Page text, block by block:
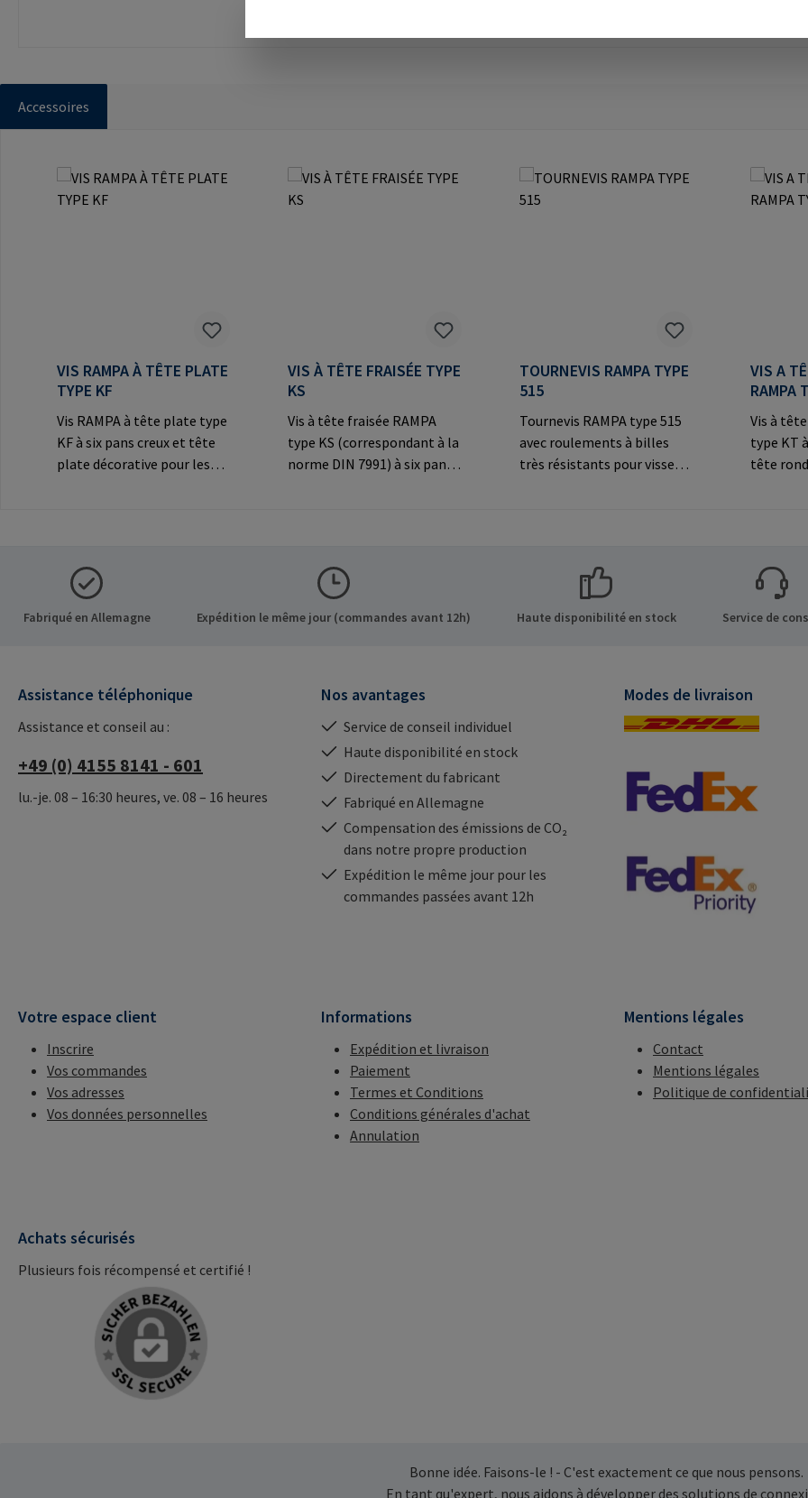
Accessoires
VIS RAMPA À TÊTE PLATE
TYPE KF
Vis RAMPA à tête plate type
KF à six pans creux et tête
plate décorative pour les
Büchen Germany E-Mail:
mail@rampa.com
VIS À TÊTE FRAISÉE TYPE
KS
Vis à tête fraisée RAMPA
type KS (correspondant à la
norme DIN 7991) à six pans
fabricant: RAMPA GmbH &
Co. KG Auf der Heide 8 21514
Büchen Germany E-Mail:
TOURNEVIS RAMPA TYPE
515
Tournevis RAMPA type 515
avec roulements à billes
très résistants pour visser
RAMPA.Informations sur le
fabricant: RAMPA GmbH &
Co. KG Auf der Heide 8 21514
VIS A
RAMPA
Vis à
type KT
tête
Büchen
Fabriqué en Allemagne Expédition le même jour (commandes avant 12h) Haute disponibilité en stock Service de
Assistance téléphonique
Assistance et conseil au :
+49 (0) 4155 8141 - 601
lu.-je. 08 – 16:30 heures, ve. 08 – 16 heures
Nos avantages
Service de conseil individuel
Haute disponibilité en stock
Directement du fabricant
Fabriqué en Allemagne
Compensation des émissions de CO₂
dans notre propre production
Expédition le même jour pour les
commandes passées avant 12h
Modes de livraison
Votre espace client
Inscrire
Vos commandes
Vos adresses
Vos données personnelles
Informations
Expédition et livraison
Paiement
Termes et Conditions
Conditions générales d'achat
Annulation
Mentions légales
Contact
Mentions légales
Politique de
Achats sécurisés
Plusieurs fois récompensé et certifié !
Bonne idée. Faisons-le ! - C'est exactement ce que nous pensons.
En tant qu'expert, nous aidons à développer des solutions de